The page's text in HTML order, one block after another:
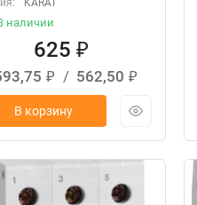
KARAT
наличии
625₽
₽ / 562,50 ₽
В корзину